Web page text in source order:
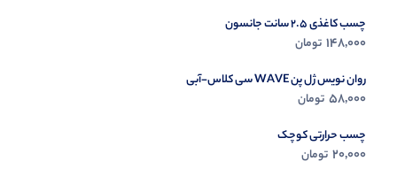
چسب کاغذی 2.5 سانت جانسون
148,000 تومان
روان نویس ژل پن WAVE سی کلاس-آبی
58,000 تومان
چسب حرارتی کوچک
20,000 تومان